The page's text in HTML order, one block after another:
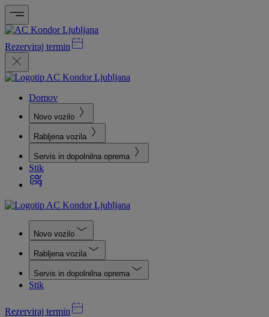
Rezerviraj termin
Domov
Novo vozilo
Rabljena vozila
Servis in dopolnilna oprema
Stik
Novo vozilo
Rabljena vozila
Servis in dopolnilna oprema
Stik
Rezerviraj termin